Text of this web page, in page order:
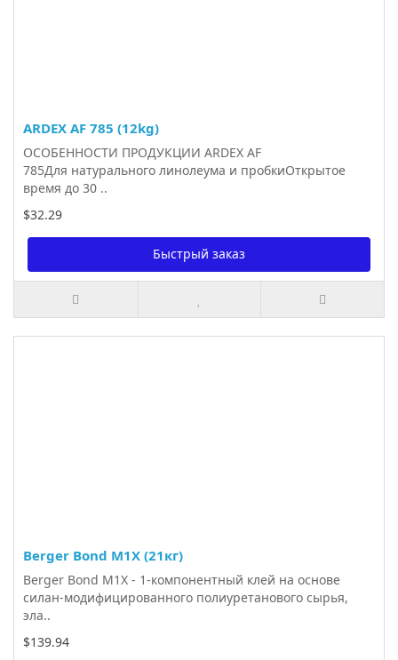
ARDEX AF 785 (12kg)
ОСОБЕННОСТИ ПРОДУКЦИИ ARDEX AF
785Для натурального линолеума и пробкиОткрытое
время до 30 ..
$32.29
Быстрый заказ
Berger Bond М1Х (21кг)
Berger Bond М1Х - 1-компонентный клей на основе
силан-модифицированного полиуретанового сырья,
эла..
$139.94